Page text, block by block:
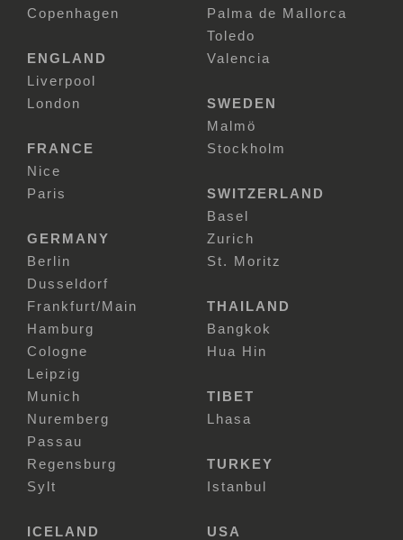
Copenhagen
ENGLAND
Liverpool
London
FRANCE
Nice
Paris
GERMANY
Berlin
Dusseldorf
Frankfurt/Main
Hamburg
Cologne
Leipzig
Munich
Nuremberg
Passau
Regensburg
Sylt
ICELAND
Palma de Mallorca
Toledo
Valencia
SWEDEN
Malmö
Stockholm
SWITZERLAND
Basel
Zurich
St. Moritz
THAILAND
Bangkok
Hua Hin
TIBET
Lhasa
TURKEY
Istanbul
USA